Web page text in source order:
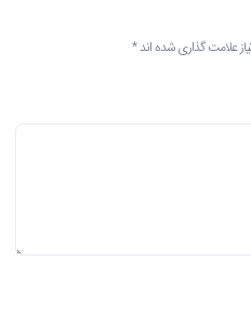
علامت گذاری شده اند *